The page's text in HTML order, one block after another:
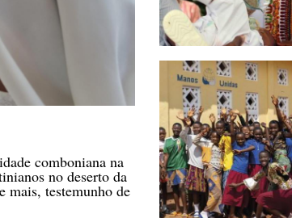
comboniana na
no deserto da
mais, testemunho de